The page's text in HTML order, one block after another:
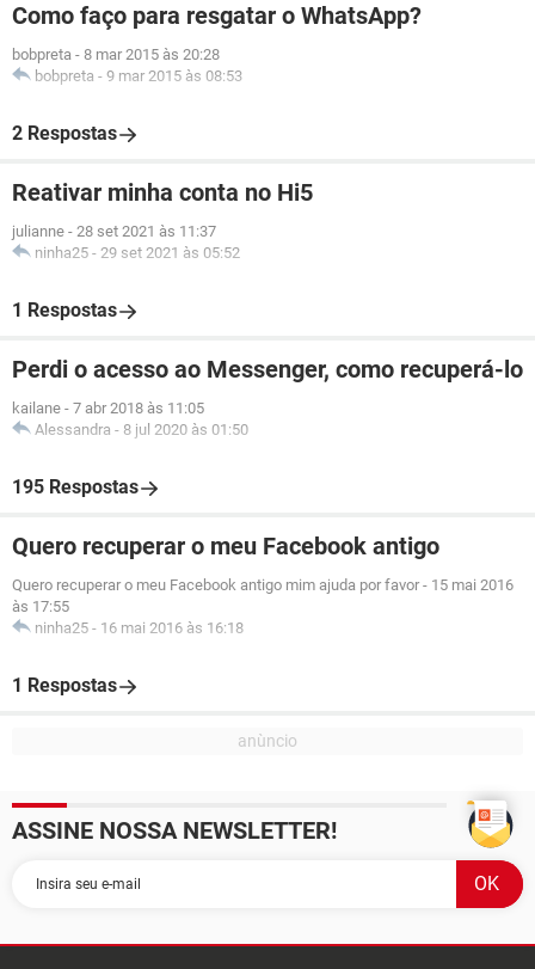
Como faço para resgatar o WhatsApp?
bobpreta - 8 mar 2015 às 20:28
bobpreta - 9 mar 2015 às 08:53
2 Respostas
Reativar minha conta no Hi5
julianne - 28 set 2021 às 11:37
ninha25 - 29 set 2021 às 05:52
1 Respostas
Perdi o acesso ao Messenger, como recuperá-lo
kailane - 7 abr 2018 às 11:05
Alessandra - 8 jul 2020 às 01:50
195 Respostas
Quero recuperar o meu Facebook antigo
Quero recuperar o meu Facebook antigo mim ajuda por favor - 15 mai 2016
às 17:55
ninha25 - 16 mai 2016 às 16:18
1 Respostas
ASSINE NOSSA NEWSLETTER!